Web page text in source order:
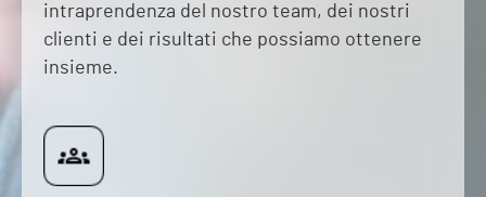
intraprendenza del nostro team, dei nostri
clienti e dei risultati che possiamo ottenere
insieme.